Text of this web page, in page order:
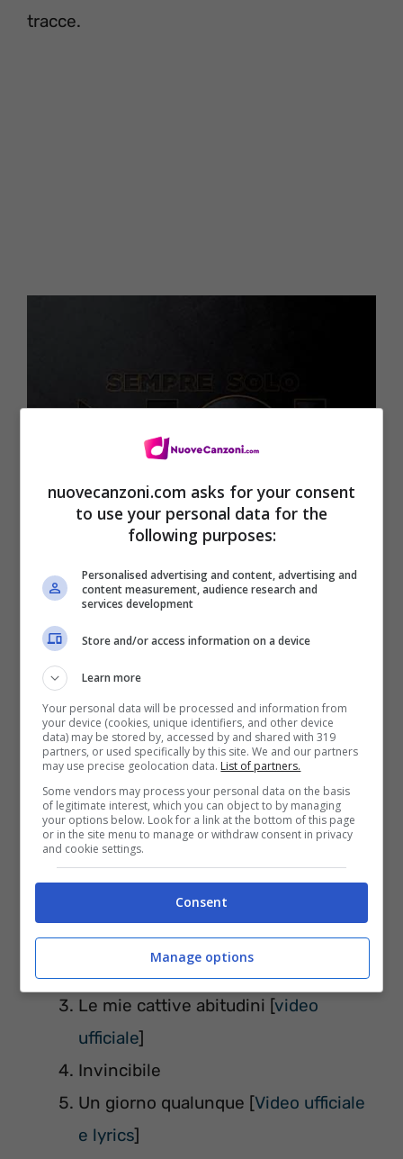
tracce.
Tracklist Sempre solo noi – Finley
Sempre Solo Noi
Buona fortuna
Le mie cattive abitudini [video
ufficiale]
Invincibile
Un giorno qualunque [Video ufficiale
e lyrics]
nuovecanzoni.com asks for your consent
to use your personal data for the
following purposes:
Personalised advertising and content, advertising and
content measurement, audience research and
services development
Store and/or access information on a device
Learn more
Your personal data will be processed and information from
your device (cookies, unique identifiers, and other device
data) may be stored by, accessed by and shared with 319
partners, or used specifically by this site. We and our partners
may use precise geolocation data. List of partners.
Some vendors may process your personal data on the basis
of legitimate interest, which you can object to by managing
your options below. Look for a link at the bottom of this page
or in the site menu to manage or withdraw consent in privacy
and cookie settings.
Consent
Manage options